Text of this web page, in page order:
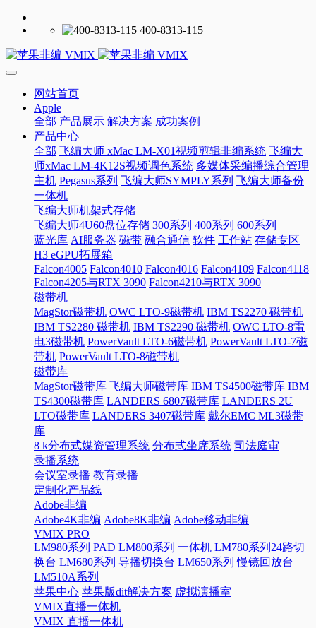
400-8313-115
网站首页
Apple
全部 产品展示 解决方案 成功案例
产品中心
全部 飞编大师 xMac LM-X01视频剪辑非编系统 飞编大
师xMac LM-4K12S视频调色系统 多媒体采编播综合管理
主机 Pegasus系列 飞编大师SYMPLY系列 飞编大师备份
一体机
飞编大师机架式存储
飞编大师4U60盘位存储 300系列 400系列 600系列
蓝光库 AI服务器 磁带 融合通信 软件 工作站 存储专区
H3 eGPU拓展箱
Falcon4005 Falcon4010 Falcon4016 Falcon4109 Falcon4118
Falcon4205与RTX 3090 Falcon4210与RTX 3090
磁带机
MagStor磁带机 OWC LTO-9磁带机 IBM TS2270 磁带机
IBM TS2280 磁带机 IBM TS2290 磁带机 OWC LTO-8雷
电3磁带机 PowerVault LTO-6磁带机 PowerVault LTO-7磁
带机 PowerVault LTO-8磁带机
磁带库
MagStor磁带库 飞编大师磁带库 IBM TS4500磁带库 IBM
TS4300磁带库 LANDERS 6807磁带库 LANDERS 2U
LTO磁带库 LANDERS 3407磁带库 戴尔EMC ML3磁带
库
8 k分布式媒资管理系统 分布式坐席系统 司法庭审
录播系统
会议室录播 教育录播
定制化产品线
Adobe非编
Adobe4K非编 Adobe8K非编 Adobe移动非编
VMIX PRO
LM980系列 PAD LM800系列 一体机 LM780系列24路切
换台 LM680系列 导播切换台 LM650系列 慢镜回放台
LM510A系列
苹果中心 苹果版dit解决方案 虚拟演播室
VMIX直播一体机
VMIX 直播一体机